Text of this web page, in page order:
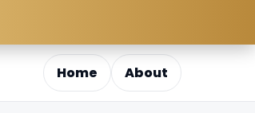
Home About